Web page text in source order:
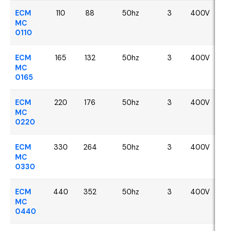
ECM
MC
0110
110 88 50hz 3 400V
ECM
MC
0165
165 132 50hz 3 400V
ECM
MC
0220
220 176 50hz 3 400V
ECM
MC
0330
330 264 50hz 3 400V
ECM
MC
0440
440 352 50hz 3 400V